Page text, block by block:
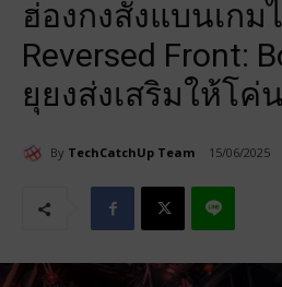
ฮ่องกงสั่งแบนเกม
Reversed Front:
ยุยงส่งเสริมให้โค่
By TechCatchUp Team 15/06/2025